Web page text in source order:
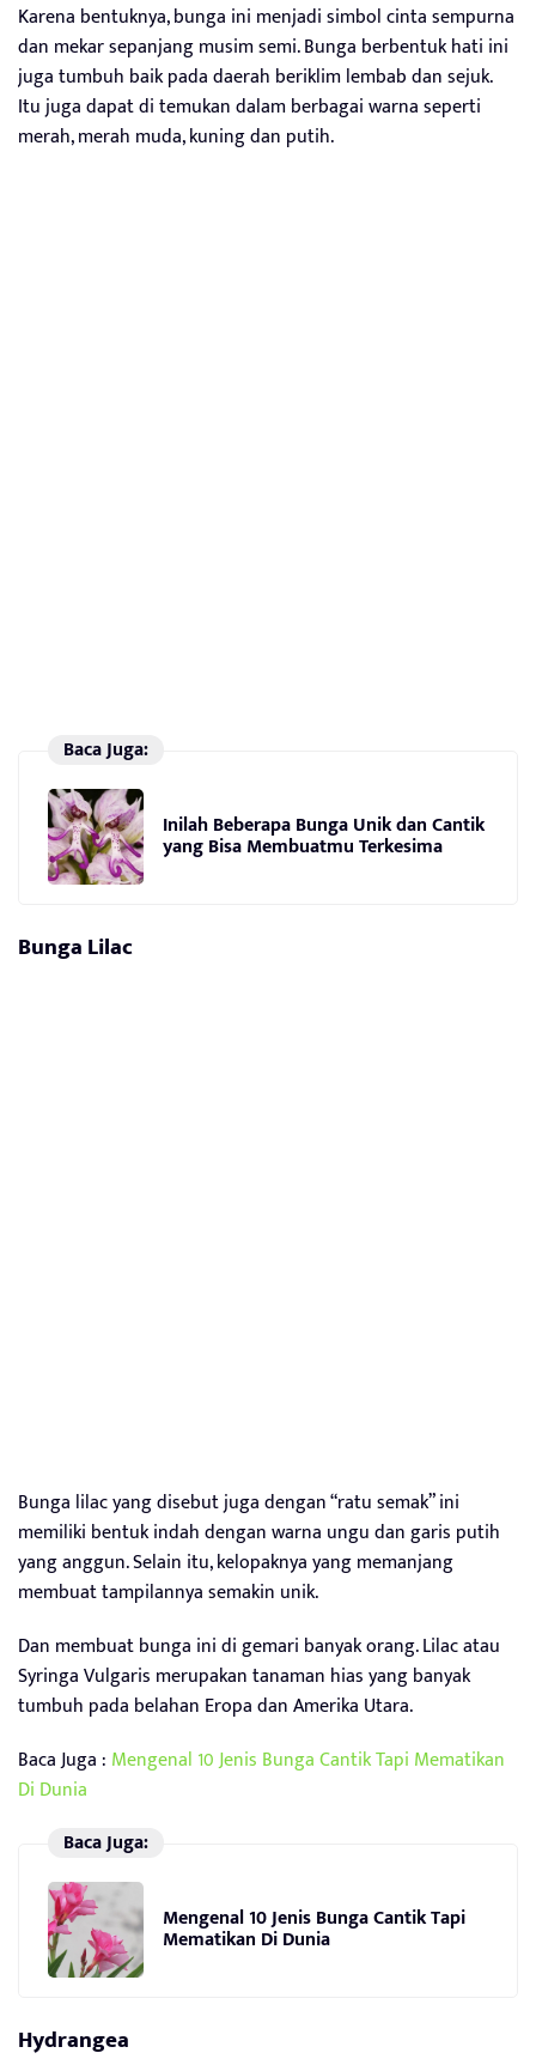
Karena bentuknya, bunga ini menjadi simbol cinta sempurna
dan mekar sepanjang musim semi. Bunga berbentuk hati ini
juga tumbuh baik pada daerah beriklim lembab dan sejuk.
Itu juga dapat di temukan dalam berbagai warna seperti
merah, merah muda, kuning dan putih.
Baca Juga:
Inilah Beberapa Bunga Unik dan Cantik
yang Bisa Membuatmu Terkesima
Bunga Lilac
Bunga lilac yang disebut juga dengan “ratu semak” ini
memiliki bentuk indah dengan warna ungu dan garis putih
yang anggun. Selain itu, kelopaknya yang memanjang
membuat tampilannya semakin unik.
Dan membuat bunga ini di gemari banyak orang. Lilac atau
Syringa Vulgaris merupakan tanaman hias yang banyak
tumbuh pada belahan Eropa dan Amerika Utara.
Baca Juga : Mengenal 10 Jenis Bunga Cantik Tapi Mematikan
Di Dunia
Baca Juga:
Mengenal 10 Jenis Bunga Cantik Tapi
Mematikan Di Dunia
Hydrangea